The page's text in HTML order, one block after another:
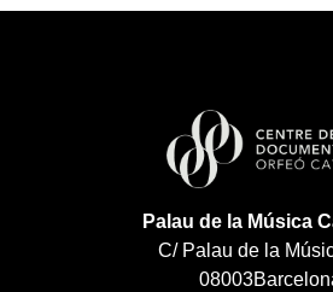
Palau de la Música
C/ Palau de la
08003